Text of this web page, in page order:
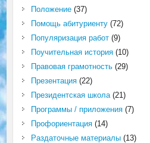
Положение(37)
Помощь абитуриенту(72)
Популяризация работ(9)
Поучительная история(10)
Правовая грамотность(29)
Презентация(22)
Президентская школа(21)
Программы / приложения(7)
Профориентация(14)
Раздаточные материалы(13)